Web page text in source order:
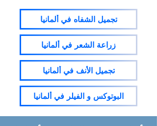
تجميل الشفاه في ألمانيا
زراعة الشعر في ألمانيا
تجميل الأنف في ألمانيا
البوتوكس و الفيلر في ألمانيا